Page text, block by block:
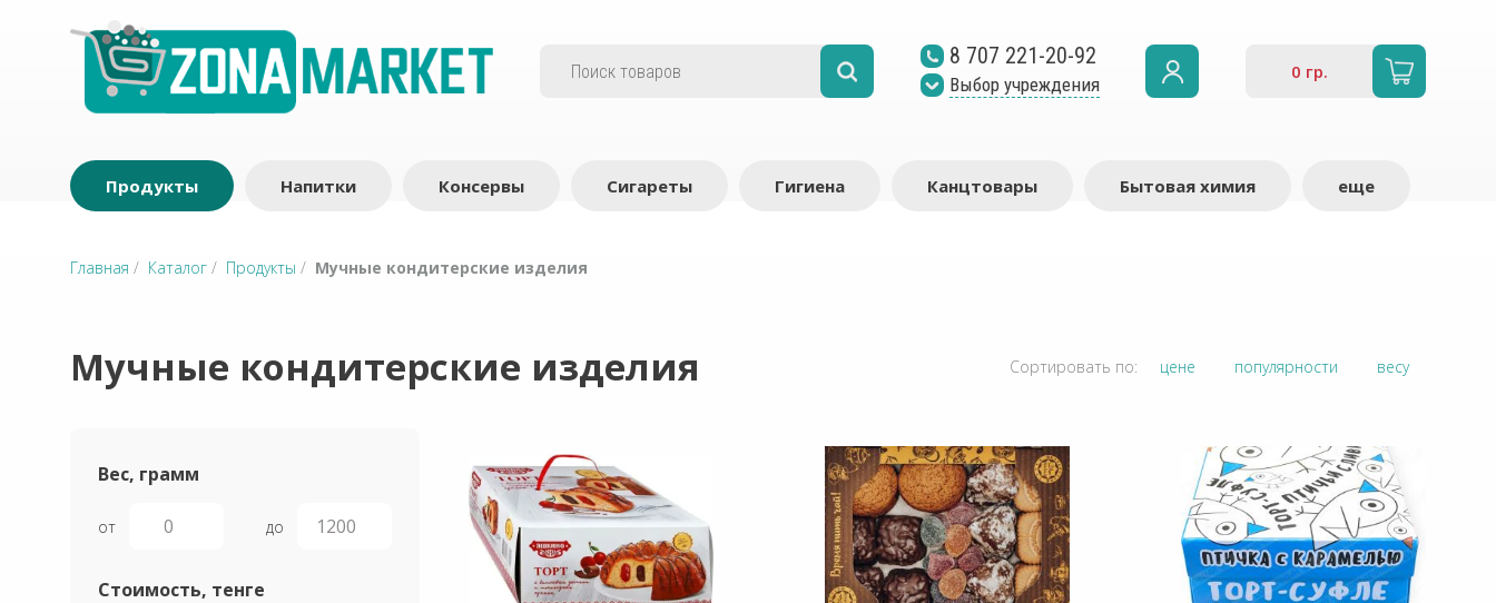
8 707 221-20-92
Выбор учреждения
0 гр.
Продукты Напитки Консервы Сигареты Гигиена Канцтовары Бытовая химия еще
Главная / Каталог / Продукты / Мучные кондитерские изделия
Мучные кондитерские изделия Сортировать по: цене популярности весу
Вес, грамм
от до
Стоимость, тенге